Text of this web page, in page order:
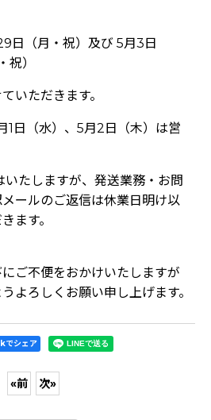
日（月・祝）及び 5月3日
祝）
いただきます。
日（水）、5月2日（木）は営
たしますが、発送業務・お問
ールのご返信は休業日明け以
ます。
ご不便をおかけいたしますが
よろしくお願い申し上げます。
シェア
«前 次»